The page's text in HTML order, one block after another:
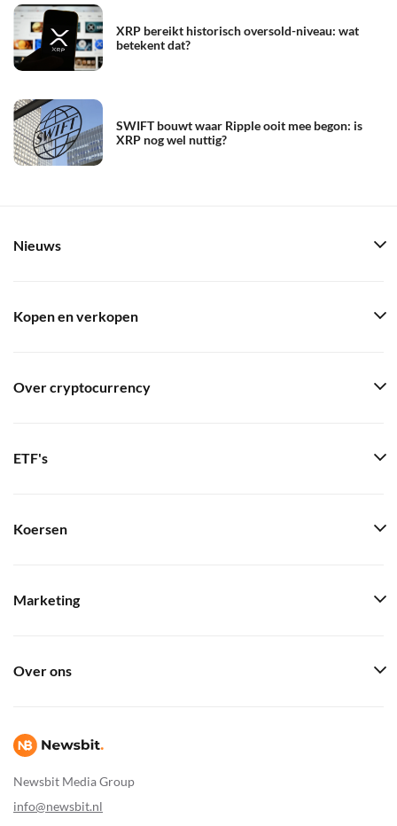
XRP bereikt historisch oversold-niveau: wat
betekent dat?
SWIFT bouwt waar Ripple ooit mee begon: is
XRP nog wel nuttig?
Newsbit Media Group
info@newsbit.nl
Nieuws
Kopen en verkopen
Over cryptocurrency
ETF's
Koersen
Marketing
Over ons